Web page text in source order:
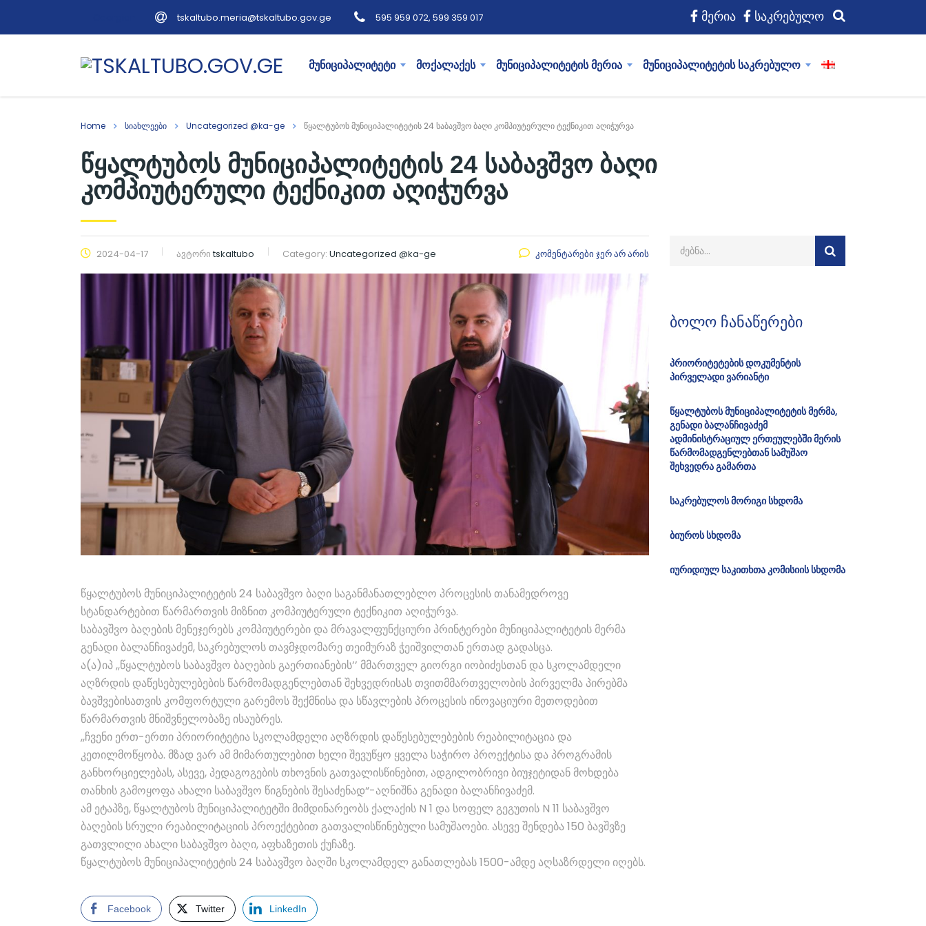
tskaltubo.meria@tskaltubo.gov.ge 595 959 072, 599 359 017 მერია საკრებულო
მუნიციპალიტეტი მოქალაქეს მუნიციპალიტეტის მერია მუნიციპალიტეტის საკრებულო
Home სიახლეები Uncategorized @ka-ge წყალტუბოს მუნიციპალიტეტის 24 საბავშვო ბაღი კომპიუტერული ტექნიკით აღიჭურვა
წყალტუბოს მუნიციპალიტეტის 24 საბავშვო ბაღი
კომპიუტერული ტექნიკით აღიჭურვა
2024-04-17 ავტორიtskaltubo Category: Uncategorized @ka-ge კომენტარები ჯერ არ არის
წყალტუბოს მუნიციპალიტეტის 24 საბავშვო ბაღი საგანმანათლებლო პროცესის თანამედროვე
სტანდარტებით წარმართვის მიზნით კომპიუტერული ტექნიკით აღიჭურვა.
საბავშვო ბაღების მენეჯერებს კომპიუტერები და მრავალფუნქციური პრინტერები მუნიციპალიტეტის მერმა
გენადი ბალანჩივაძემ, საკრებულოს თავმჯდომარე თეიმურაზ ჭეიშვილთან ერთად გადასცა.
ა(ა)იპ ,,წყალტუბოს საბავშვო ბაღების გაერთიანების’’ მმართველ გიორგი იობიძესთან და სკოლამდელი
აღზრდის დაწესებულებების წარმომადგენლებთან შეხვედრისას თვითმმართველობის პირველმა პირებმა
ბავშვებისათვის კომფორტული გარემოს შექმნისა და სწავლების პროცესის ინოვაციური მეთოდებით
წარმართვის მნიშვნელობაზე ისაუბრეს.
,,ჩვენი ერთ-ერთი პრიორიტეტია სკოლამდელი აღზრდის დაწესებულებების რეაბილიტაცია და
კეთილმოწყობა. მზად ვარ ამ მიმართულებით ხელი შევუწყო ყველა საჭირო პროექტისა და პროგრამის
განხორციელებას, ასევე, პედაგოგების თხოვნის გათვალისწინებით, ადგილობრივი ბიუჯეტიდან მოხდება
თანხის გამოყოფა ახალი საბავშვო წიგნების შესაძენად“-აღნიშნა გენადი ბალანჩივაძემ.
ამ ეტაპზე, წყალტუბოს მუნიციპალიტეტში მიმდინარეობს ქალაქის N 1 და სოფელ გეგუთის N 11 საბავშვო
ბაღების სრული რეაბილიტაციის პროექტებით გათვალისწინებული სამუშაოები. ასევე შენდება 150 ბავშვზე
გათვლილი ახალი საბავშვო ბაღი, აფხაზეთის ქუჩაზე.
წყალტუბოს მუნიციპალიტეტის 24 საბავშვო ბაღში სკოლამდელ განათლებას 1500-ამდე აღსაზრდელი იღებს.
Facebook Twitter LinkedIn
ბოლო ჩანაწერები
პრიორიტეტების დოკუმენტის
პირველადი ვარიანტი
წყალტუბოს მუნიციპალიტეტის მერმა,
გენადი ბალანჩივაძემ
ადმინისტრაციულ ერთეულებში მერის
წარმომადგენლებთან სამუშაო
შეხვედრა გამართა
საკრებულოს მორიგი სხდომა
ბიუროს სხდომა
იურიდიულ საკითხთა კომისიის სხდომა